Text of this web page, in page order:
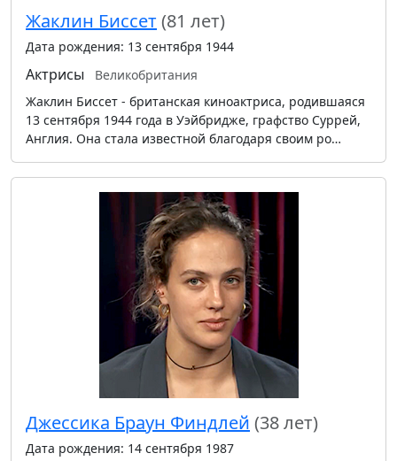
Жаклин Биссет (81 лет)
Дата рождения: 13 сентября 1944
Актрисы
Великобритания
Жаклин Биссет - британская киноактриса, родившаяся
13 сентября 1944 года в Уэйбридже, графство Суррей,
Англия. Она стала известной благодаря своим ро…
Джессика Браун Финдлей (38 лет)
Дата рождения: 14 сентября 1987